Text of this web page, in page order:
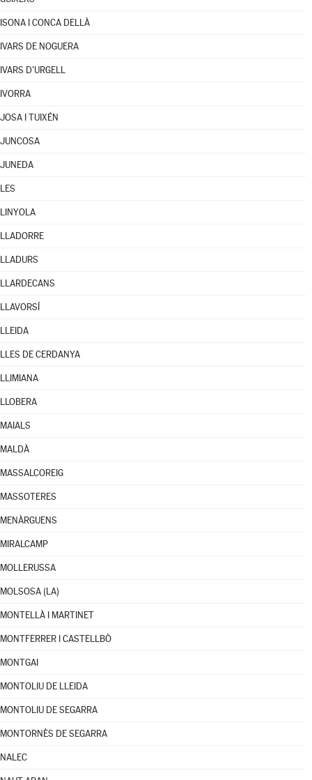
ISONA I CONCA DELLÀ
IVARS DE NOGUERA
IVARS D'URGELL
IVORRA
JOSA I TUIXÉN
JUNCOSA
JUNEDA
LES
LINYOLA
LLADORRE
LLADURS
LLARDECANS
LLAVORSÍ
LLEIDA
LLES DE CERDANYA
LLIMIANA
LLOBERA
MAIALS
MALDÀ
MASSALCOREIG
MASSOTERES
MENÀRGUENS
MIRALCAMP
MOLLERUSSA
MOLSOSA (LA)
MONTELLÀ I MARTINET
MONTFERRER I CASTELLBÒ
MONTGAI
MONTOLIU DE LLEIDA
MONTOLIU DE SEGARRA
MONTORNÈS DE SEGARRA
NALEC